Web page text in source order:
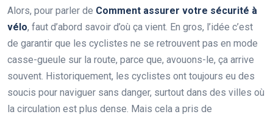
Alors, pour parler de Comment assurer votre sécurité à
vélo, faut d’abord savoir d’où ça vient. En gros, l’idée c’est
de garantir que les cyclistes ne se retrouvent pas en mode
casse-gueule sur la route, parce que, avouons-le, ça arrive
souvent. Historiquement, les cyclistes ont toujours eu des
soucis pour naviguer sans danger, surtout dans des villes où
la circulation est plus dense. Mais cela a pris de